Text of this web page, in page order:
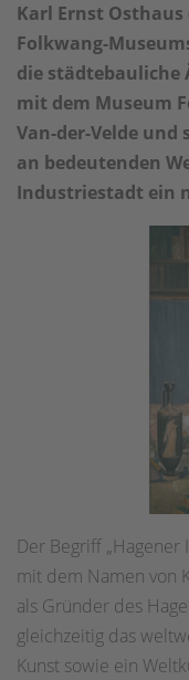
Karl Ernst Osthaus
Folkwang-
die
mit dem Museum
Van-der-Velde und
an bedeutenden
Industriestadt ein
Der Begriff
mit dem Namen von
als Gründer des
gleichzeitig das
Kunst sowie ein